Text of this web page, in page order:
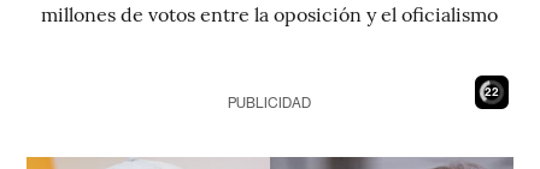
millones de votos entre la oposición y el oficialismo
21
PUBLICIDAD